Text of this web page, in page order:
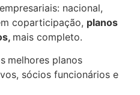
nacional,
coparticipação, planos
mais completo.
melhores planos
sócios funcionários e